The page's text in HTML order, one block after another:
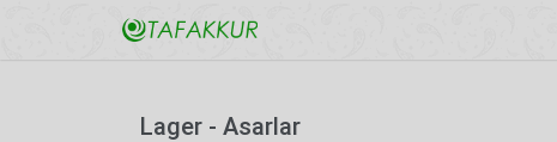
Lager - Asarlar